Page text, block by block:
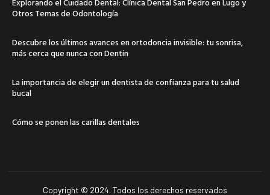
Otros Temas de Odontología
Descubre los últimos avances en ortodoncia invisible: tu sonrisa,
más cerca que nunca con Dentin
La importancia de elegir un dentista de confianza para tu salud
bucal
Cómo se ponen las carillas dentales
Copyright © 2024. Todos los derechos reservados